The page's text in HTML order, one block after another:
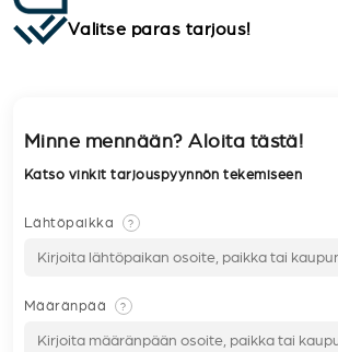
Valitse paras tarjous!
Minne mennään? Aloita tästä!
Katso vinkit tarjouspyynnön tekemiseen
Lähtöpaikka ?
Määränpää ?